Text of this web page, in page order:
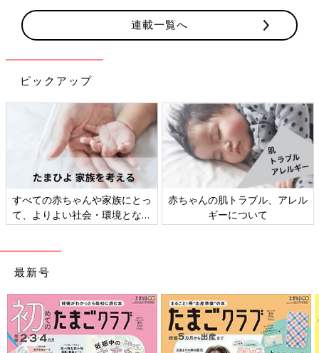
妊娠４ヵ月 9.1％
安定期以降 13.5％
その他 7％
（n=2,657）
胎嚢が確認ができて妊娠が確定となったら、喜びと同時に頭に浮
かぶのが「両親に妊娠を報告するタイミング」。妊娠を報告した
タイミングについてアンケートをとったところ、心拍を確認した
後の妊娠２ヵ月というタイミングでの報告が一番多く、自分の両
親へは55%、夫の両親へは43.1％の方が報告しています。少し差
がある理由は、妊娠初期 は流産の恐れなど、心身ともにデリケー
トな時期のため、まずは自分の両親にのみにと考える人が多いか
分からないという答えも。何はともあれ、大切なのは安定期まで
心身ともに健やかに過ごすこと。少しでもストレスを減らすこと
を最優先に、自分が安心して伝えられるタイミングで報告するの
がベストではないでしょうか。
【実母だけに報告しました】
連載一覧へ
ピックアップ
レル
妊娠・育児期は「時短テク、家
事」＆「小掃除」
新米ママ・パパ向け「マ
座」
最新号